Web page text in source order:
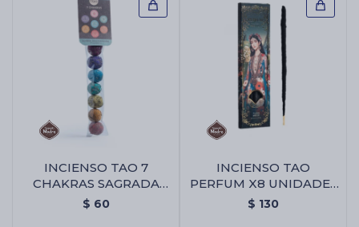
INCIENSO TAO 7
CHAKRAS SAGRADA
MADRE - Bombita 7
$ 60
INCIENSO TAO
PERFUM X8 UNIDADES
- Brisa Floral
$ 130